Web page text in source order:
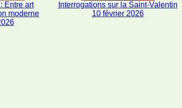
Entre art
moderne
Interrogations sur la Saint-Valentin
10 février 2026